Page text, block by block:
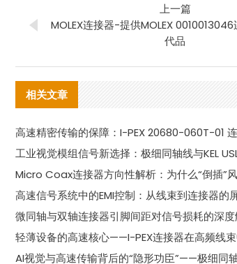
上一篇
MOLEX连接器-提供MOLEX
代品
相关文章
高速精密传输的保障：I-PEX 20680-060T-01
工业视觉模组信号新选择：极细同轴线与KEL
Micro Coax连接器方向性解析：为什么“倒插”
高速信号系统中的EMI控制：从线束到连接器的
微同轴与双轴连接器引脚间距对信号损耗的深
轻薄设备的高速核心——I-PEX连接器在高频线
AI视觉与高速传输背后的“隐形功臣”——极细同